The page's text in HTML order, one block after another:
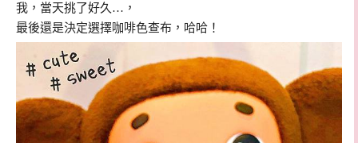
我，當天挑了好久…，
最後還是決定選擇咖啡色查布，哈哈！